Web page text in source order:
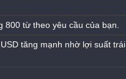
800 từ theo yêu cầu của bạn.
tăng mạnh nhờ lợi suất trái